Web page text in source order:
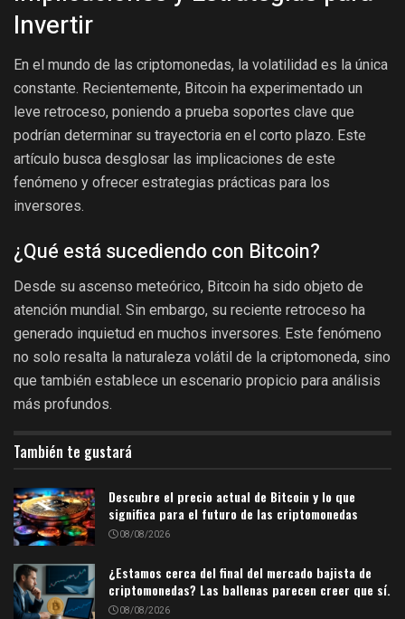
Invertir
En el mundo de las criptomonedas, la volatilidad es la única
constante. Recientemente, Bitcoin ha experimentado un
leve retroceso, poniendo a prueba soportes clave que
podrían determinar su trayectoria en el corto plazo. Este
artículo busca desglosar las implicaciones de este
fenómeno y ofrecer estrategias prácticas para los
inversores.
¿Qué está sucediendo con Bitcoin?
Desde su ascenso meteórico, Bitcoin ha sido objeto de
atención mundial. Sin embargo, su reciente retroceso ha
generado inquietud en muchos inversores. Este fenómeno
no solo resalta la naturaleza volátil de la criptomoneda, sino
que también establece un escenario propicio para análisis
más profundos.
También te gustará
Descubre el precio actual de Bitcoin y lo que
significa para el futuro de las criptomonedas
08/08/2026
¿Estamos cerca del final del mercado bajista de
criptomonedas? Las ballenas parecen creer que sí.
08/08/2026